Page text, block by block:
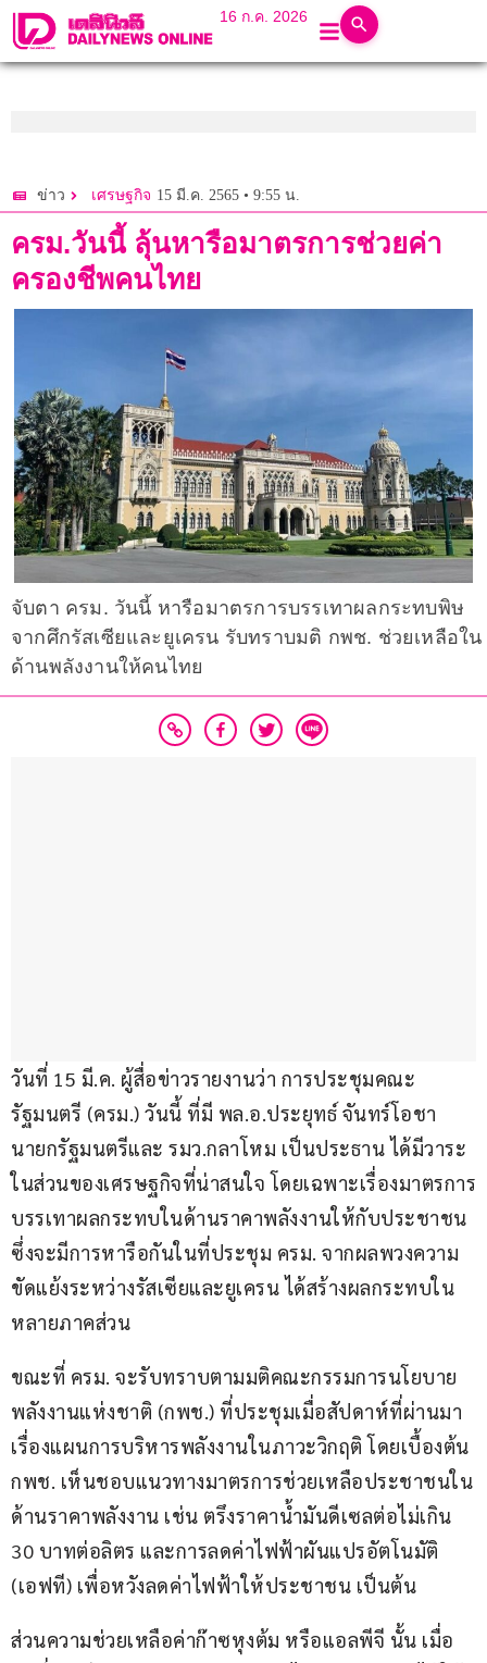
16 ก.ค. 2026
ข่าว เศรษฐกิจ 15 มี.ค. 2565 • 9:55 น.
ครม.วันนี้ ลุ้นหารือมาตรการช่วยค่า
ครองชีพคนไทย
จับตา ครม. วันนี้ หารือมาตรการบรรเทาผลกระทบพิษ
จากศึกรัสเซียและยูเครน รับทราบมติ กพช. ช่วยเหลือใน
ด้านพลังงานให้คนไทย
วันที่ 15 มี.ค. ผู้สื่อข่าวรายงานว่า การประชุมคณะ
รัฐมนตรี (ครม.) วันนี้ ที่มี พล.อ.ประยุทธ์ จันทร์โอชา
นายกรัฐมนตรีและ รมว.กลาโหม เป็นประธาน ได้มีวาระ
ในส่วนของเศรษฐกิจที่น่าสนใจ โดยเฉพาะเรื่องมาตรการ
บรรเทาผลกระทบในด้านราคาพลังงานให้กับประชาชน
ซึ่งจะมีการหารือกันในที่ประชุม ครม. จากผลพวงความ
ขัดแย้งระหว่างรัสเซียและยูเครน ได้สร้างผลกระทบใน
หลายภาคส่วน
ขณะที่ ครม. จะรับทราบตามมติคณะกรรมการนโยบาย
พลังงานแห่งชาติ (กพช.) ที่ประชุมเมื่อสัปดาห์ที่ผ่านมา
เรื่องแผนการบริหารพลังงานในภาวะวิกฤติ โดยเบื้องต้น
กพช. เห็นชอบแนวทางมาตรการช่วยเหลือประชาชนใน
ด้านราคาพลังงาน เช่น ตรึงราคาน้ำมันดีเซลต่อไม่เกิน
30 บาทต่อลิตร และการลดค่าไฟฟ้าผันแปรอัตโนมัติ
(เอฟที) เพื่อหวังลดค่าไฟฟ้าให้ประชาชน เป็นต้น
ส่วนความช่วยเหลือค่าก๊าซหุงต้ม หรือแอลพีจี นั้น เมื่อ